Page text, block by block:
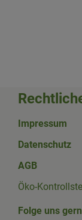
Impressum
Datenschutz
AGB
Öko-
Folge uns